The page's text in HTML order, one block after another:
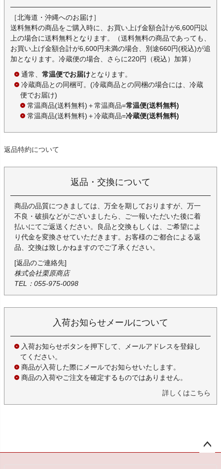
［北海道・沖縄へのお届け］
送料無料の商品をご購入時に、お買い上げ金額合計が6,600円以
上の場合に送料無料となります。（送料無料の商品であっても、
お買い上げ金額合計が6,600円未満の場合、別途660円(税込)が追
加となります。冷蔵便の場合、さらに220円（税込）加算）
通常、 常温便でお届けとなります。
冷蔵商品との同梱可。(冷蔵商品との同梱の場合には、冷蔵
便でお届け)
常温商品(送料無料)＋常温商品=常温便(送料無料)
常温商品(送料無料)＋冷蔵商品=冷蔵便(送料無料)
返品特約について
返品・交換について
商品の品質につきましては、万全を期しておりますが、万一
不良・破損などがございましたら、ご一報いただいた後に着
払いにてご返送ください。良品と交換もしくは、ご希望によ
り代金を変換させていただきます。お客様のご都合による返
品、交換は致しかねますのでご了承ください。
[返品のご連絡先]
株式会社栗原商店
TEL：055-975-0098
入荷お知らせメールについて
入荷お知らせボタンを押下して、メールアドレスを登録し
てください。
商品が入荷した際にメールでお知らせいたします。
商品の入荷やご注文を確定するものではありません。
詳しくはこちら